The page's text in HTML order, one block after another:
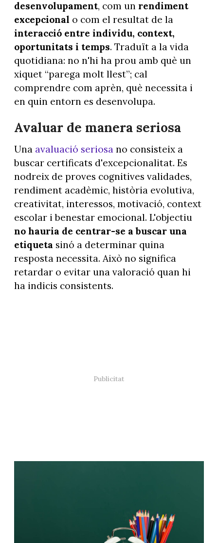
desenvolupament, com un rendiment
excepcional o com el resultat de la
interacció entre individu, context,
oportunitats i temps. Traduït a la vida
quotidiana: no n'hi ha prou amb què un
xiquet “parega molt llest”; cal
comprendre com aprèn, què necessita i
en quin entorn es desenvolupa.
Avaluar de manera seriosa
Una avaluació seriosano consisteix a
buscar certificats d'excepcionalitat. Es
nodreix de proves cognitives validades,
rendiment acadèmic, història evolutiva,
creativitat, interessos, motivació, context
escolar i benestar emocional. L'objectiu
no hauria de centrar-se a buscar una
etiqueta sinó a determinar quina
resposta necessita. Això no significa
retardar o evitar una valoració quan hi
ha indicis consistents.